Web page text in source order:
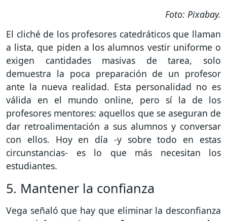
Foto: Pixabay.
El cliché de los profesores catedráticos que llaman
a lista, que piden a los alumnos vestir uniforme o
exigen cantidades masivas de tarea, solo
demuestra la poca preparación de un profesor
ante la nueva realidad. Esta personalidad no es
válida en el mundo online, pero sí la de los
profesores mentores: aquellos que se aseguran de
dar retroalimentación a sus alumnos y conversar
con ellos. Hoy en día -y sobre todo en estas
circunstancias- es lo que más necesitan los
estudiantes.
5. Mantener la confianza
Vega señaló que hay que eliminar la desconfianza